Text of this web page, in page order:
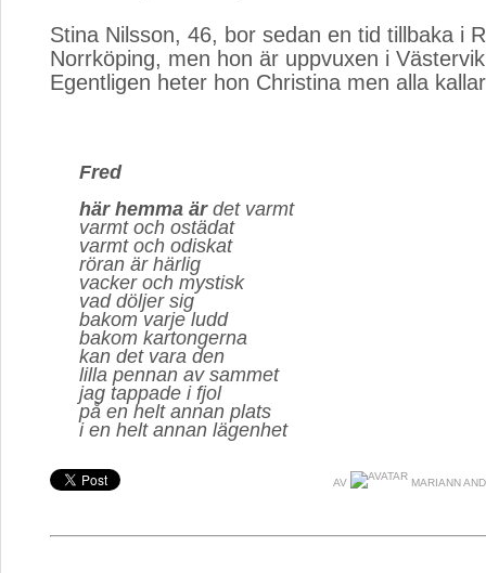
Stina Nilsson, 46, bor sedan en tid tillbaka i
Norrköping, men hon är uppvuxen i
Egentligen heter hon Christina men alla
Fred
här hemma ärdet varmt
varmt och ostädat
varmt och odiskat
röran är härlig
vacker och mystisk
vad döljer sig
bakom varje ludd
bakom kartongerna
kan det vara den
lilla pennan av sammet
jag tappade i fjol
på en helt annan plats
i en helt annan lägenhet
AV MARIANN